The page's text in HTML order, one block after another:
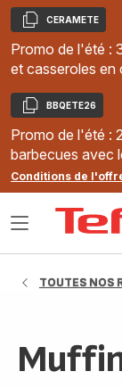
Copier
CERAMETE
Promo de l'été :
et casseroles en
Copier
BBQETE26
Promo de l'été :
barbecues avec
Conditions de
Ouvrir
TOUTES NOS